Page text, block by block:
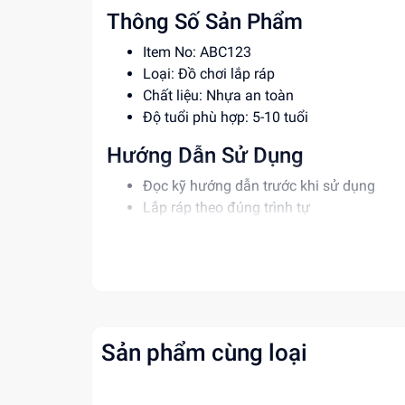
Thông Số Sản Phẩm
Item No: ABC123
Loại: Đồ chơi lắp ráp
Chất liệu: Nhựa an toàn
Độ tuổi phù hợp: 5-10 tuổi
Hướng Dẫn Sử Dụng
Đọc kỹ hướng dẫn trước khi sử dụng
Lắp ráp theo đúng trình tự
Tăng cường khả năng phối hợp tay mắt
Sản phẩm cùng loại